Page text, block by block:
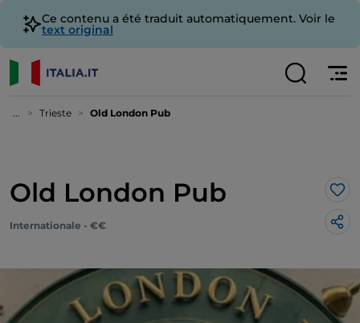
Ce contenu a été traduit automatiquement. Voir le
text original
... Trieste Old London Pub
Old London Pub
Internationale - €€